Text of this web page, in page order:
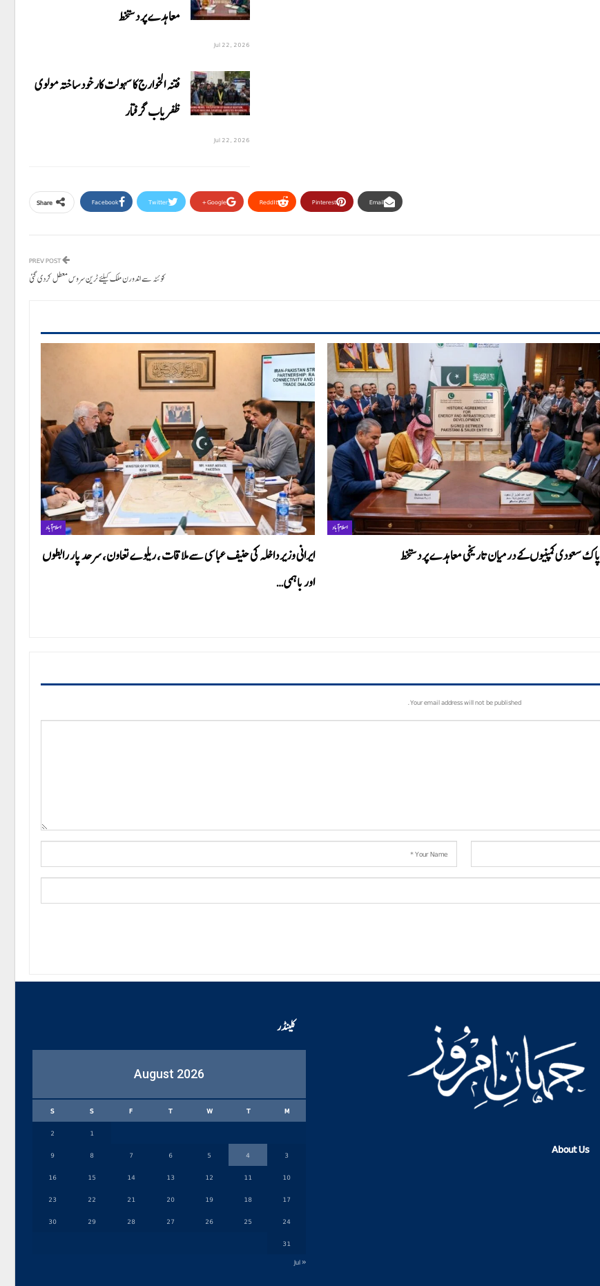
معاہدے پر دستخط
Jul 22, 2026
فتنہ الخوارج کا سہولت کار خود ساختہ مولوی
ظفریاب گرفتار
Jul 22, 2026
Share Facebook Twitter Google+ ReddIt Pinterest Email
کوئٹہ سے اندورن ملک کیلئے ٹرین سروس معطل کردی گئی
اسلام آباد
ایرانی وزیر داخلہ کی حنیف عباسی سے ملاقات ، ریلوے تعاون، سرحد پار رابطوں
اور باہمی…
اسلام آباد
پاک سعودی کمپنیوں کے درمیان تاریخی معاہدے پر دستخط
Your email address will not be published.
کلینڈر
August 2026
M
T
W
T
F
S
S
1
2
3
4
5
6
7
8
9
10
11
12
13
14
15
16
17
18
19
20
21
22
23
24
25
26
27
28
29
30
31
« Jul
About Us